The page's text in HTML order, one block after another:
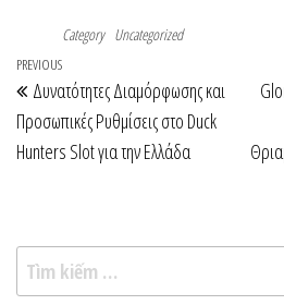
Category Uncategorized
Điều
hướng
bài
Previous
Post
PREVIOUS
Δυνατότητες Διαμόρφωσης και
Προσωπικές Ρυθμίσεις στο Duck
Hunters Slot για την Ελλάδα
Tìm
kiếm